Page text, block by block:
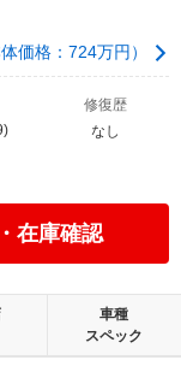
価格：724万円）
修復歴
なし
在庫確認
車種
スペック